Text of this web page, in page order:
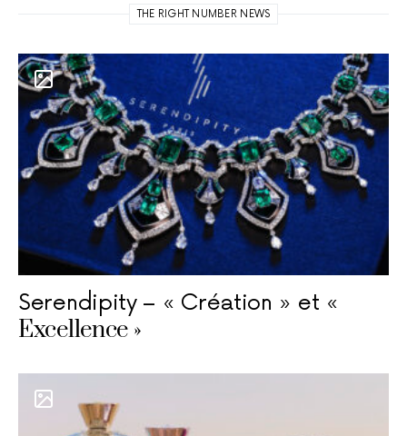
THE RIGHT NUMBER NEWS
Serendipity – « Création » et «
Excellence »